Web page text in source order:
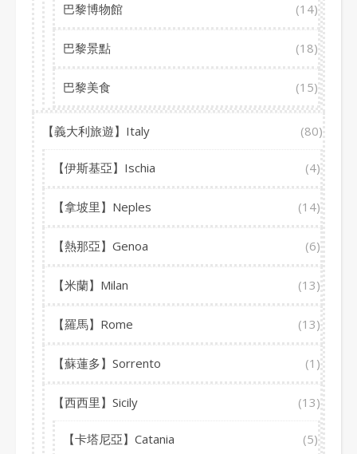
巴黎博物館 (14)
巴黎景點 (18)
巴黎美食 (15)
【義大利旅遊】Italy (80)
【伊斯基亞】Ischia (4)
【拿坡里】Neples (14)
【熱那亞】Genoa (6)
【米蘭】Milan (13)
【羅馬】Rome (13)
【蘇蓮多】Sorrento (1)
【西西里】Sicily (13)
【卡塔尼亞】Catania (5)